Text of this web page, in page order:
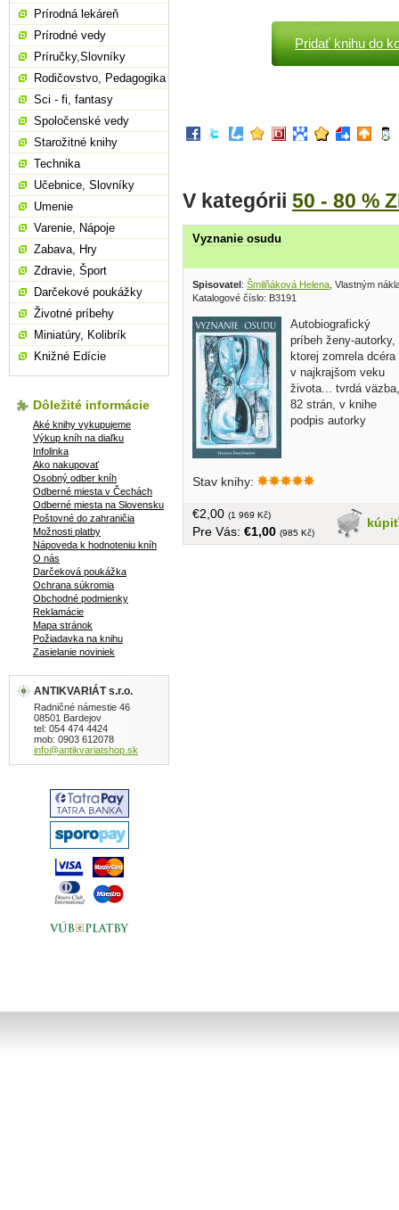
Pridať knihu do
V kategórii 50 - 80 %
Vyznanie osudu
Spisovatel: Šmilňáková Helena , Vlastným
Katalogové číslo: B3191
Autobiografický
príbeh ženy-autorky,
ktorej zomrela dcéra
v najkrajšom veku
života... tvrdá väzba,
82 strán, v knihe
podpis autorky
Stav knihy:
kúpiť
€2,00 (1 969 Kč)
Pre Vás: €1,00 (985 Kč)
Prírodná lekáreň
Prírodné vedy
Príručky,Slovníky
Rodičovstvo, Pedagogika
Sci - fi, fantasy
Spoločenské vedy
Starožitné knihy
Technika
Učebnice, Slovníky
Umenie
Varenie, Nápoje
Zabava, Hry
Zdravie, Šport
Darčekové poukážky
Životné príbehy
Miniatúry, Kolibrík
Knižné Edície
Dôležité informácie
Aké knihy vykupujeme
Výkup kníh na diaľku
Infolinka
Ako nakupovať
Osobný odber kníh
Odberné miesta v Čechách
Odberné miesta na Slovensku
Poštovné do zahraničia
Možnosti platby
Nápoveda k hodnoteniu kníh
O nás
Darčeková poukážka
Ochrana súkromia
Obchodné podmienky
Reklamácie
Mapa stránok
Požiadavka na knihu
Zasielanie noviniek
ANTIKVARIÁT s.r.o.
Radničné námestie 46
08501 Bardejov
tel: 054 474 4424
mob: 0903 612078
info@antikvariatshop.sk